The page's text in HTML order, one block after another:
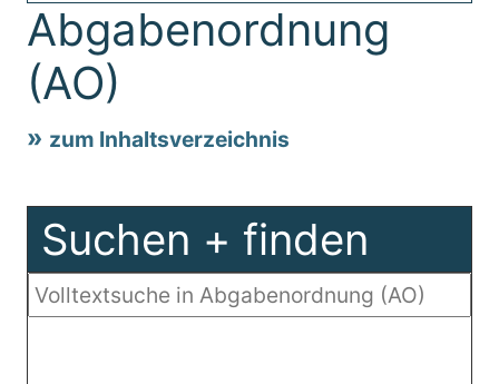
Abgabenordnung
(AO)
zum Inhaltsverzeichnis
Suchen + finden